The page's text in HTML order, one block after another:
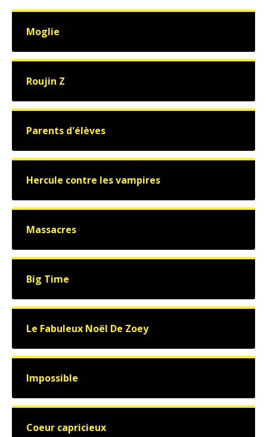
Moglie
Roujin Z
Parents d'élèves
Hercule contre les vampires
Massacres
Big Time
Le Fabuleux Noël De Zoey
Impossible
Coeur capricieux